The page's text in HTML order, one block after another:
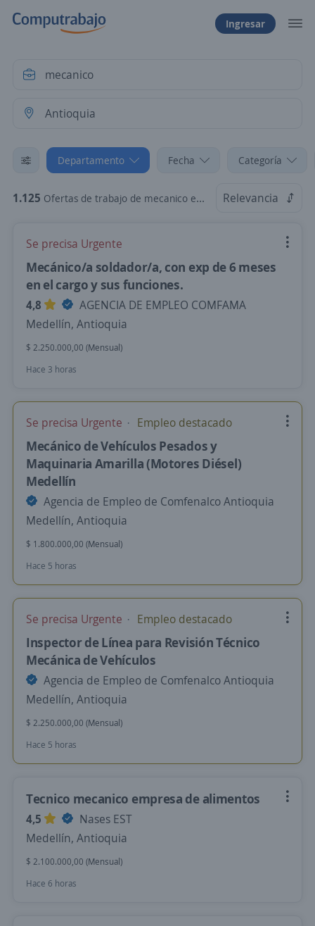
Ingresar
Departamento Fecha Categoría
1.125 Ofertas de trabajo de mecanico en Antioquia Relevancia
Se precisa Urgente
Mecánico/a soldador/a, con exp de 6 meses
en el cargo y sus funciones.
4,8
AGENCIA DE EMPLEO COMFAMA
Medellín, Antioquia
$ 2.250.000,00 (Mensual)
Hace 3 horas
Se precisa Urgente Empleo destacado
Mecánico de Vehículos Pesados y
Maquinaria Amarilla (Motores Diésel)
Medellín
Agencia de Empleo de Comfenalco Antioquia
Medellín, Antioquia
$ 1.800.000,00 (Mensual)
Hace 5 horas
Se precisa Urgente Empleo destacado
Inspector de Línea para Revisión Técnico
Mecánica de Vehículos
Agencia de Empleo de Comfenalco Antioquia
Medellín, Antioquia
$ 2.250.000,00 (Mensual)
Hace 5 horas
Tecnico mecanico empresa de alimentos
4,5
Nases EST
Medellín, Antioquia
$ 2.100.000,00 (Mensual)
Hace 6 horas